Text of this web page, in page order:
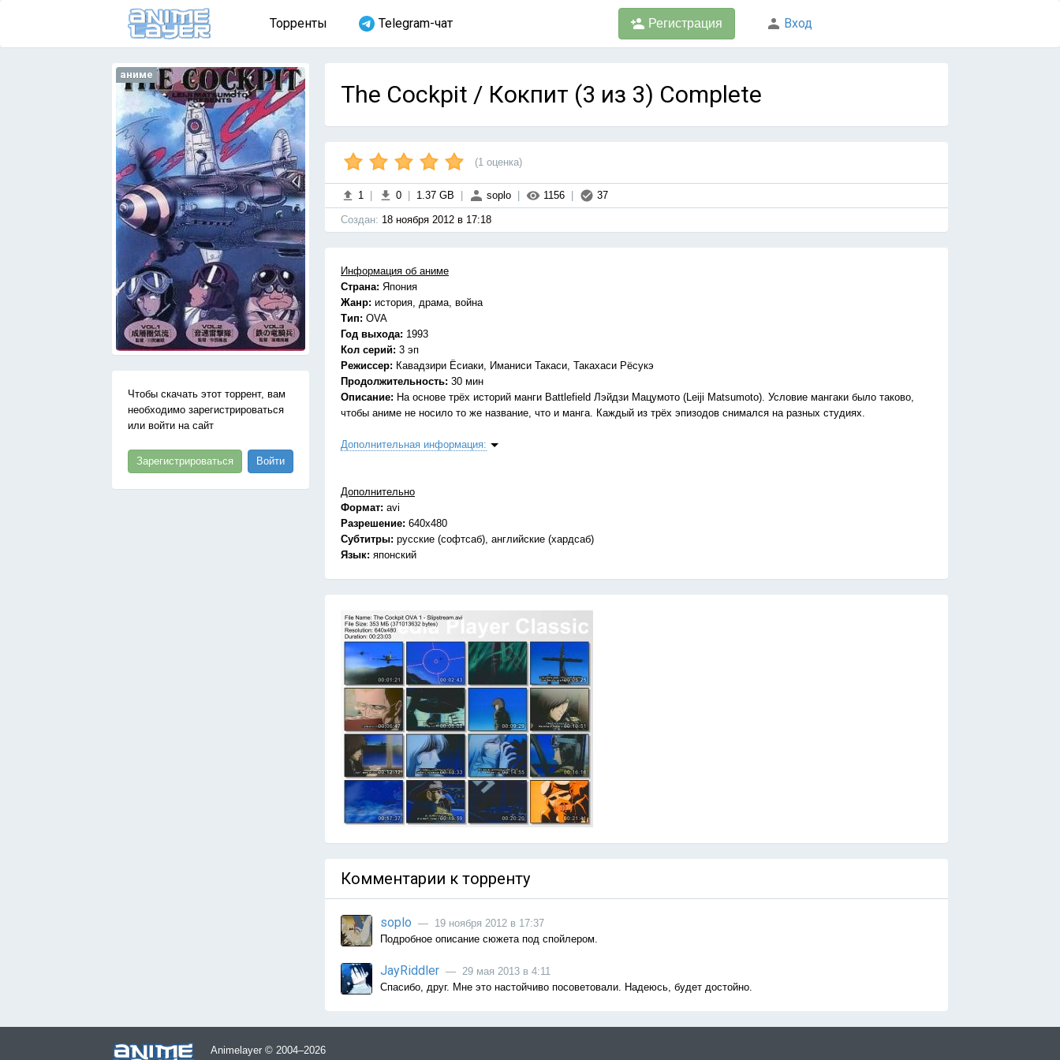
Торренты Telegram-чат Регистрация Вход
аниме
Чтобы скачать этот торрент, вам
необходимо зарегистрироваться
или войти на сайт
Зарегистрироваться Войти
The Cockpit / Кокпит (3 из 3) Complete
(1 оценка)
1 0 1.37 GB soplo 1156 37
Cоздан: 18 ноября 2012 в 17:18
Информация об аниме
Страна: Япония
Жанр: история, драма, война
Тип: OVA
Год выхода: 1993
Кол серий: 3 эп
Режиссер: Кавадзири Ёсиаки, Иманиси Такаси, Такахаси Рёсукэ
Продолжительность: 30 мин
Описание: На основе трёх историй манги Battlefield Лэйдзи Мацумото (Leiji Matsumoto). Условие мангаки было таково,
чтобы аниме не носило то же название, что и манга. Каждый из трёх эпизодов снимался на разных студиях.
Дополнительная информация:
Дополнительно
Формат: avi
Разрешение: 640x480
Субтитры: русские (софтсаб), английские (хардсаб)
Язык: японский
Комментарии к торренту
soplo — 19 ноября 2012 в 17:37
Подробное описание сюжета под спойлером.
JayRiddler — 29 мая 2013 в 4:11
Спасибо, друг. Мне это настойчиво посоветовали. Надеюсь, будет достойно.
Animelayer © 2004–2026